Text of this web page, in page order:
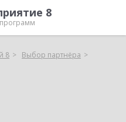
8
8
Выбор партнёра